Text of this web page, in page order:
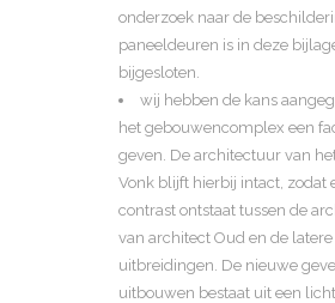
onderzoek naar de
paneeldeuren is in deze
bijgesloten.
wij hebben de kans
het gebouwencomplex een
geven. De architectuur van
Vonk blijft hierbij intact, zodat
contrast ontstaat tussen de
van architect Oud en de latere
uitbreidingen. De nieuwe
uitbouwen bestaat uit een